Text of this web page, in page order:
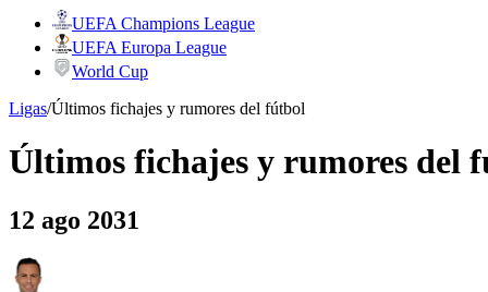
UEFA Champions League
UEFA Europa League
World Cup
Ligas/Últimos fichajes y rumores del fútbol
Últimos fichajes y rumores del
12 ago 2031